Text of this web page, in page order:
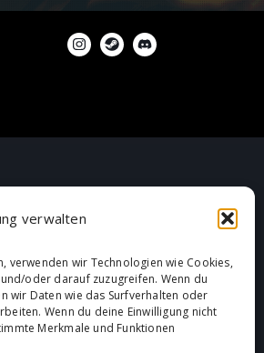
verwalten
verwenden wir Technologien wie Cookies,
oder darauf zuzugreifen. Wenn du
wir Daten wie das Surfverhalten oder
Wenn du deine Einwilligung nicht
Merkmale und Funktionen